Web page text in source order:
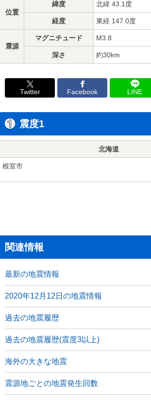
位置
緯度 北緯 43.1度
経度 東経 147.0度
震源
マグニチュード M3.8
深さ 約30km
Twitter Facebook LINE
震度1
北海道
根室市
関連情報
最新の地震情報
2020年12月12日の地震情報
過去の地震履歴
過去の地震履歴(震度3以上)
海外の大きな地震
震源地ごとの地震発生回数